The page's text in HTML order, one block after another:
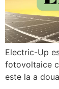
Electric-Up
fotovoltaice
este la a